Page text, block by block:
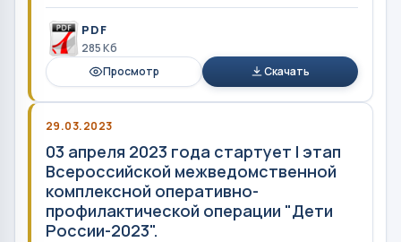
PDF
285 Кб
Просмотр
Скачать
29.03.2023
03 апреля 2023 года стартует I этап
Всероссийской межведомственной
комплексной оперативно-
профилактической операции "Дети
России-2023".